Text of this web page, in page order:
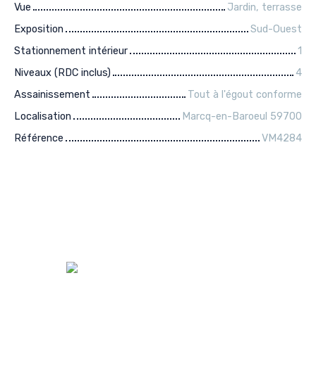
Vue
Jardin, terrasse
Exposition
Sud-Ouest
Stationnement intérieur
1
Niveaux (RDC inclus)
4
Assainissement
Tout à l'égout conforme
Localisation
Marcq-en-Baroeul 59700
Référence
VM4284